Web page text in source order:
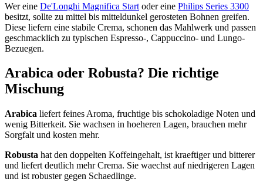
Wer eine De'Longhi Magnifica Start oder eine Philips Series 3300
besitzt, sollte zu mittel bis mitteldunkel gerosteten Bohnen greifen.
Diese liefern eine stabile Crema, schonen das Mahlwerk und passen
geschmacklich zu typischen Espresso-, Cappuccino- und Lungo-
Bezuegen.
Arabica oder Robusta? Die richtige
Mischung
Arabica liefert feines Aroma, fruchtige bis schokoladige Noten und
wenig Bitterkeit. Sie wachsen in hoeheren Lagen, brauchen mehr
Sorgfalt und kosten mehr.
Robusta hat den doppelten Koffeingehalt, ist kraeftiger und bitterer
und liefert deutlich mehr Crema. Sie waechst auf niedrigeren Lagen
und ist robuster gegen Schaedlinge.